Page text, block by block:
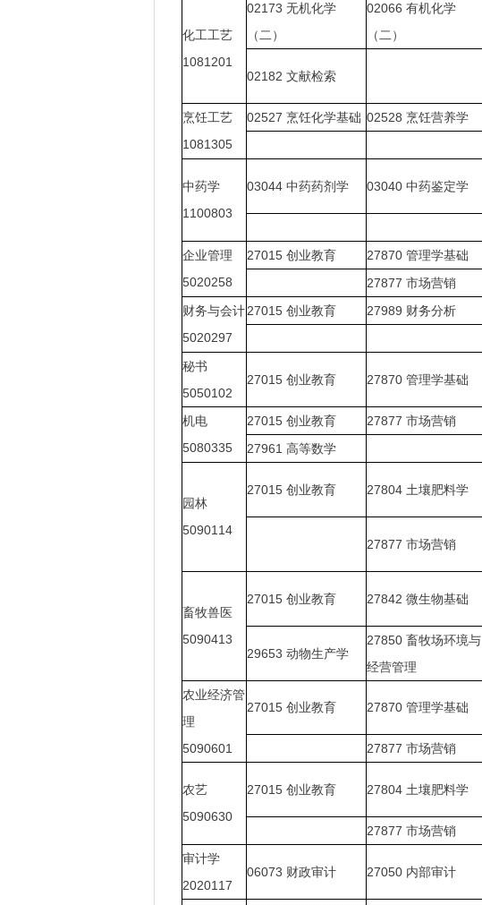
化工工艺
1081201
02173 无机化学
（二）
02066 有机化学
（二）
02182 文献检索
烹饪工艺
1081305
02527 烹饪化学基础 02528 烹饪营养学
中药学
1100803
03044 中药药剂学 03040 中药鉴定学
企业管理
5020258
27015 创业教育 27870 管理学基础
27877 市场营销
财务与会计
5020297
27015 创业教育 27989 财务分析
秘书
5050102
27015 创业教育 27870 管理学基础
机电
5080335
27015 创业教育 27877 市场营销
27961 高等数学
园林
5090114
27015 创业教育 27804 土壤肥料学
27877 市场营销
畜牧兽医
5090413
27015 创业教育 27842 微生物基础
29653 动物生产学
27850 畜牧场环境与
经营管理
农业经济管
理
5090601
27015 创业教育 27870 管理学基础
27877 市场营销
农艺
5090630
27015 创业教育 27804 土壤肥料学
27877 市场营销
审计学
2020117
06073 财政审计 27050 内部审计